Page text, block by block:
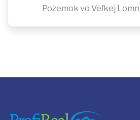
Pozemok vo Veľkej